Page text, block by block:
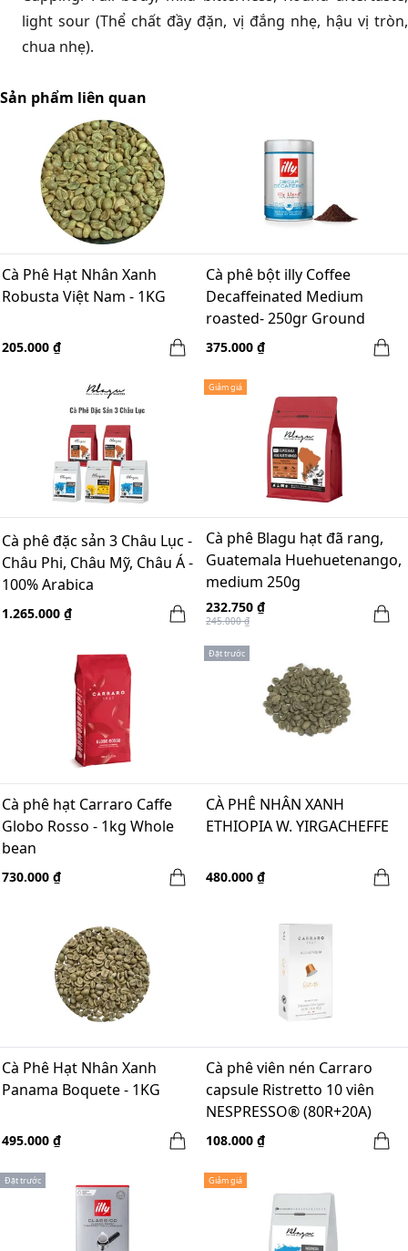
light sour (Thể chất đầy đặn, vị đắng nhẹ, hậu vị tròn,
chua nhẹ).
Sản phẩm liên quan
Cà Phê Hạt Nhân Xanh
Robusta Việt Nam - 1KG
205.000 ₫
Cà phê bột illy Coffee
Decaffeinated Medium
roasted- 250gr Ground
375.000 ₫
Cà phê đặc sản 3 Châu Lục -
Châu Phi, Châu Mỹ, Châu Á -
100% Arabica
1.265.000 ₫
Giảm giá
Cà phê Blagu hạt đã rang,
Guatemala Huehuetenango,
medium 250g
232.750 ₫
245.000 ₫
Cà phê hạt Carraro Caffe
Globo Rosso - 1kg Whole
bean
730.000 ₫
Đặt trước
CÀ PHÊ NHÂN XANH
ETHIOPIA W. YIRGACHEFFE
480.000 ₫
Cà Phê Hạt Nhân Xanh
Panama Boquete - 1KG
495.000 ₫
Cà phê viên nén Carraro
capsule Ristretto 10 viên
NESPRESSO® (80R+20A)
108.000 ₫
Đặt trước Giảm giá